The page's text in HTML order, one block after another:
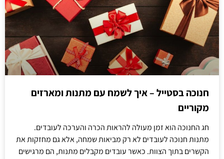
חנוכה בסטייל – איך לשמח עם מתנות ומארזים
מקוריים
חג החנוכה הוא זמן מעולה להראות הכרה והערכה לעובדים.
מתנות חנוכה לעובדים לא רק מביאות שמחה, אלא גם מחזקות את
הקשרים בתוך הצוות. כאשר עובדים מקבלים מתנות, הם מרגישים